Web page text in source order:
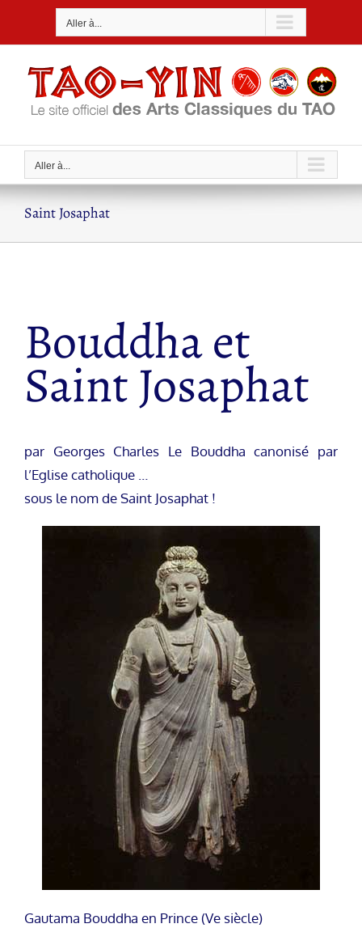
Aller à...
Aller à...
Saint Josaphat
Bouddha et
Saint Josaphat
par Georges Charles Le Bouddha canonisé par
l’Eglise catholique …
sous le nom de Saint Josaphat !
Gautama Bouddha en Prince (Ve siècle)